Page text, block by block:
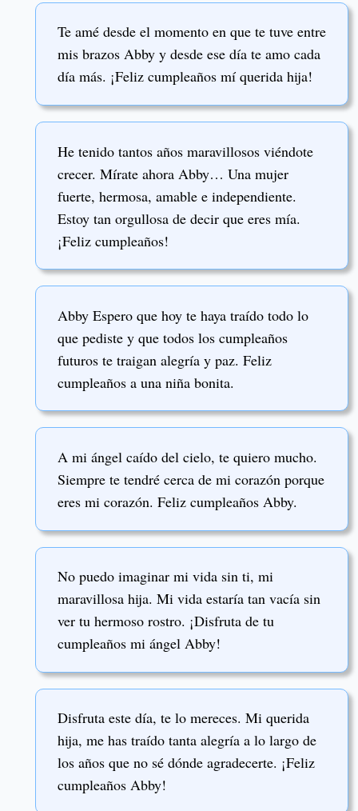
Te amé desde el momento en que te tuve entre
mis brazos Abby y desde ese día te amo cada
día más. ¡Feliz cumpleaños mí querida hija!
He tenido tantos años maravillosos viéndote
crecer. Mírate ahora Abby… Una mujer
fuerte, hermosa, amable e independiente.
Estoy tan orgullosa de decir que eres mía.
¡Feliz cumpleaños!
Abby Espero que hoy te haya traído todo lo
que pediste y que todos los cumpleaños
futuros te traigan alegría y paz. Feliz
cumpleaños a una niña bonita.
A mi ángel caído del cielo, te quiero mucho.
Siempre te tendré cerca de mi corazón porque
eres mi corazón. Feliz cumpleaños Abby.
No puedo imaginar mi vida sin ti, mi
maravillosa hija. Mi vida estaría tan vacía sin
ver tu hermoso rostro. ¡Disfruta de tu
cumpleaños mi ángel Abby!
Disfruta este día, te lo mereces. Mi querida
hija, me has traído tanta alegría a lo largo de
los años que no sé dónde agradecerte. ¡Feliz
cumpleaños Abby!